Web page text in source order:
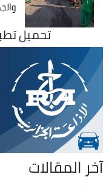
تحميل
آخر المقالات